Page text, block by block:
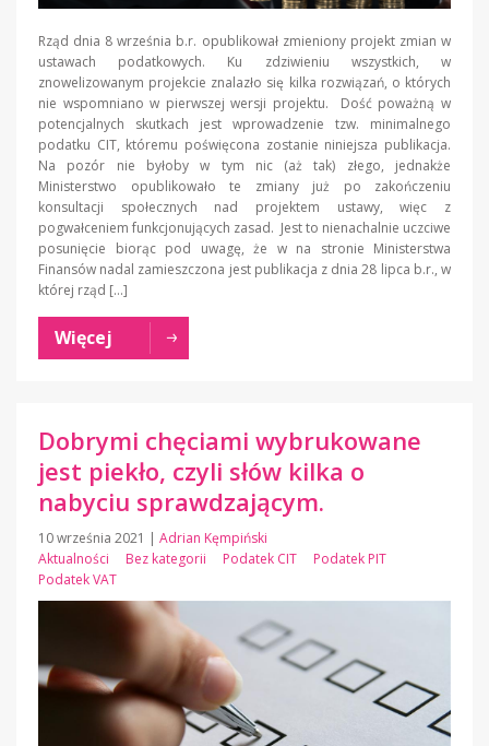
Rząd dnia 8 września b.r. opublikował zmieniony projekt zmian w
ustawach podatkowych. Ku zdziwieniu wszystkich, w
znowelizowanym projekcie znalazło się kilka rozwiązań, o których
nie wspomniano w pierwszej wersji projektu. Dość poważną w
potencjalnych skutkach jest wprowadzenie tzw. minimalnego
podatku CIT, któremu poświęcona zostanie niniejsza publikacja.
Na pozór nie byłoby w tym nic (aż tak) złego, jednakże
Ministerstwo opublikowało te zmiany już po zakończeniu
konsultacji społecznych nad projektem ustawy, więc z
pogwałceniem funkcjonujących zasad. Jest to nienachalnie uczciwe
posunięcie biorąc pod uwagę, że w na stronie Ministerstwa
Finansów nadal zamieszczona jest publikacja z dnia 28 lipca b.r., w
której rząd […]
Więcej
Dobrymi chęciami wybrukowane
jest piekło, czyli słów kilka o
nabyciu sprawdzającym.
10 września 2021 | Adrian Kęmpiński
Aktualności
Bez kategorii Podatek CIT
Podatek PIT
Podatek VAT